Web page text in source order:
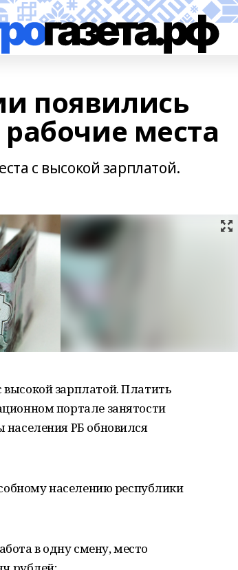
появились
места
с высокой зарплатой.
зарплатой. Платить
портале занятости
РБ обновился
населению республики
в одну смену, место